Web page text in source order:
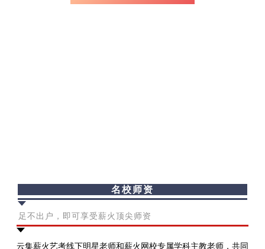
名校师资
足不出户，即可享受薪火顶尖师资
云集薪火艺考线下明星老师和薪火网校专属学科主教老师，共同